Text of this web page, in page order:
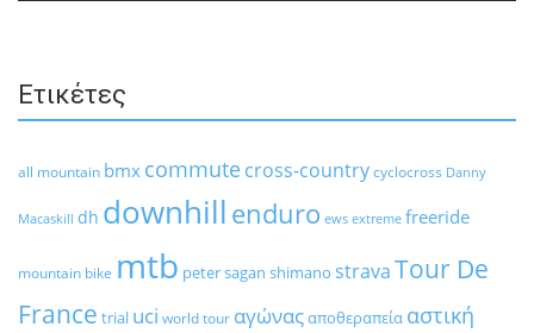
Ετικέτες
all mountain bmx commutecross-countrycyclocross Danny
Macaskill dh downhill enduro ews extreme freeride
mountain bike mtb peter sagan shimano stravaTour De
France trial uci world tour αγώναςαποθεραπεία αστική